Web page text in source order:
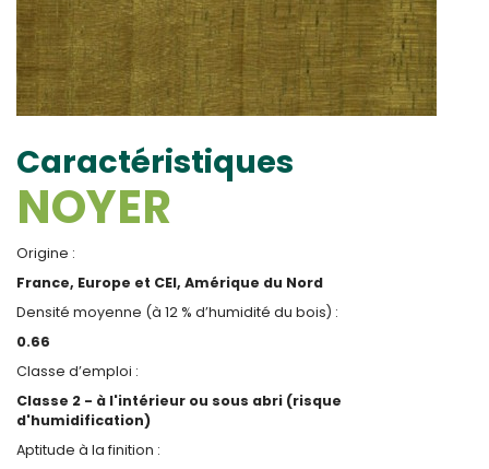
Caractéristiques
NOYER
Origine :
France, Europe et CEI, Amérique du Nord
Densité moyenne (à 12 % d’humidité du bois) :
0.66
Classe d’emploi :
Classe 2 - à l'intérieur ou sous abri (risque
d'humidification)
Aptitude à la finition :